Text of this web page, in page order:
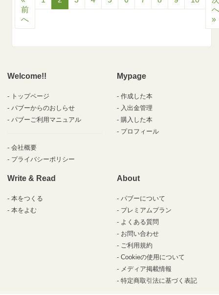
前
へ
へ
»
Welcome!!
トップページ
パブーからのおしらせ
パブーご利用マニュアル
会社概要
プライバシーポリシー
Mypage
作成した本
入出金管理
購入した本
プロフィール
Write & Read
本をつくる
本をよむ
About
パブーについて
プレミアムプラン
よくある質問
お問い合わせ
ご利用規約
Cookieの使用について
メディア掲載情報
特定商取引法に基づく表記